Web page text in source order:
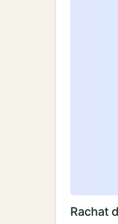
Rachat